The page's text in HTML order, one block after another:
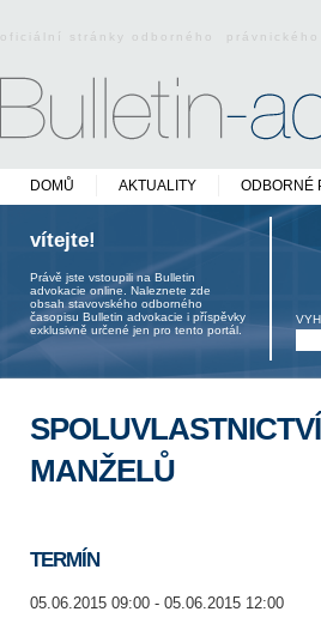
oficiální stránky odborného
DOMŮ AKTUALITY ODBORNÉ
vítejte!
Právě jste vstoupili na Bulletin
advokacie online. Naleznete zde
obsah stavovského odborného
časopisu Bulletin advokacie i příspěvky
exklusivně určené jen pro tento portál.
MANŽELŮ
TERMÍN
05.06.2015 09:00 - 05.06.2015 12:00